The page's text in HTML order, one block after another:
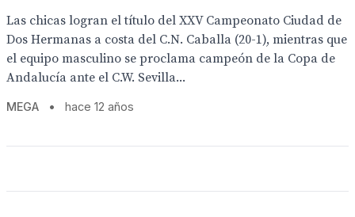
Las chicas logran el título del XXV Campeonato Ciudad de
Dos Hermanas a costa del C.N. Caballa (20-1), mientras que
el equipo masculino se proclama campeón de la Copa de
Andalucía ante el C.W. Sevilla...
MEGA • hace 12 años